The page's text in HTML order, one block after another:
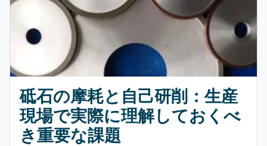
砥石の摩耗と自己研削：生産
現場で実際に理解しておくべ
き重要な課題